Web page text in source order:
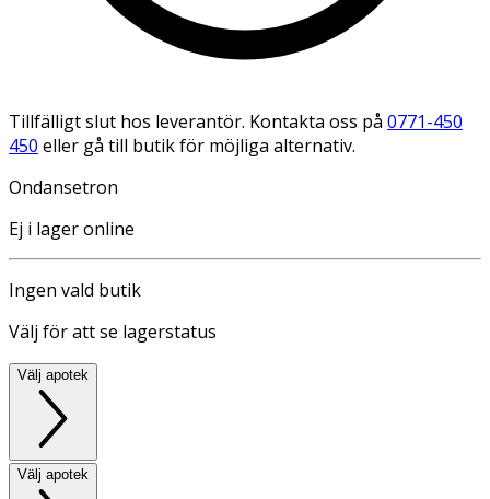
Tillfälligt slut hos leverantör. Kontakta oss på 0771-450
450 eller gå till butik för möjliga alternativ.
Ondansetron
Ej i lager online
Ingen vald butik
Välj för att se lagerstatus
Välj apotek
Välj apotek